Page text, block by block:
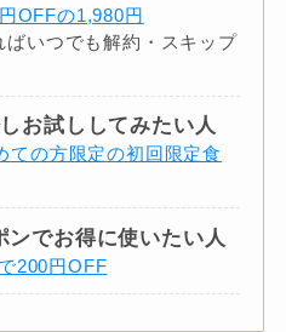
OFFの1,980円
いつでも解約・スキップ
お試ししてみたい人
ての方限定の初回限定食
ンでお得に使いたい人
200円OFF